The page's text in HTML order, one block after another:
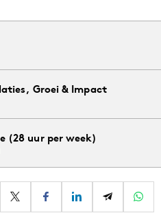
Groei & Impact
(28 uur per week)